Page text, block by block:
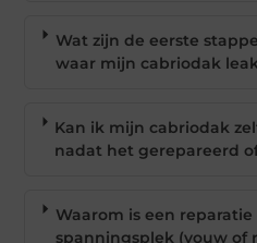
Wat zijn de eerste
waar mijn cabriodak
Kan ik mijn cabriodak
nadat het gerepareerd
Waarom is een reparatie
spanningsplek (vouw of